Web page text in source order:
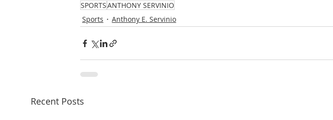
SPORTSANTHONY SERVINIO
Sports
Anthony E. Servinio
Recent Posts